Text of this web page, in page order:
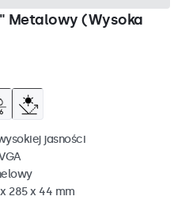
Metalowy (Wysoka
jasności
285 x 44 mm